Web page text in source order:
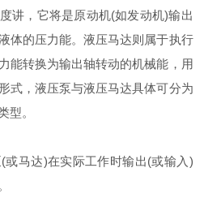
讲，它将是原动机(如发动机)输出
体的压力能。液压马达则属于执行
能转换为输出轴转动的机械能，用
式，液压泵与液压马达具体可分为
型。
马达)在实际工作时输出(或输入)